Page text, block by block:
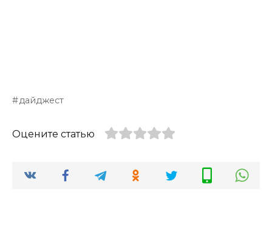
дайджест
Оцените статью